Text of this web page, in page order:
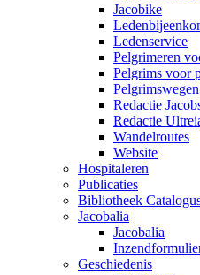
Jacobike
Ledenservice
Pelgrimeren
Pelgrims voor
Redactie
Redactie
Wandelroutes
Website
Hospitaleren
Publicaties
Bibliotheek
Jacobalia
Jacobalia
Geschiedenis